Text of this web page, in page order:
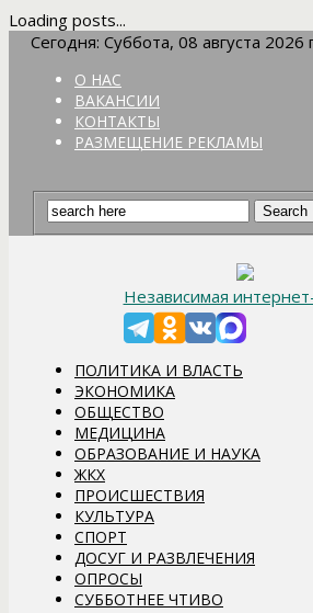
Loading posts...
Сегодня: Суббота, 08 августа 2026
О НАС
ВАКАНСИИ
КОНТАКТЫ
РАЗМЕЩЕНИЕ РЕКЛАМЫ
Независимая
ПОЛИТИКА И ВЛАСТЬ
ЭКОНОМИКА
ОБЩЕСТВО
МЕДИЦИНА
ОБРАЗОВАНИЕ И НАУКА
ЖКХ
ПРОИСШЕСТВИЯ
КУЛЬТУРА
СПОРТ
ДОСУГ И РАЗВЛЕЧЕНИЯ
ОПРОСЫ
СУББОТНЕЕ ЧТИВО